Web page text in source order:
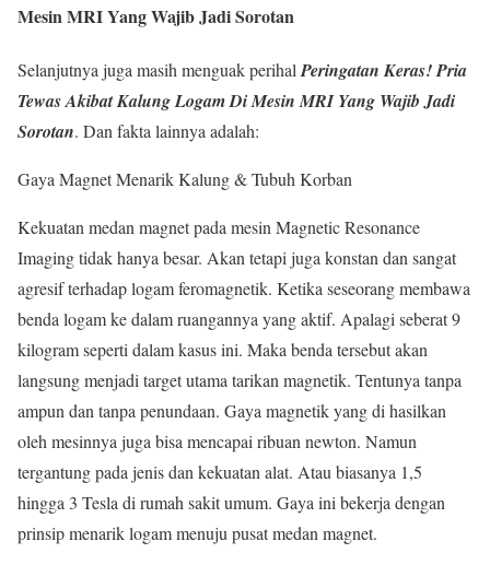
Mesin MRI Yang Wajib Jadi Sorotan
Selanjutnya juga masih menguak perihal Peringatan Keras! Pria
Tewas Akibat Kalung Logam Di Mesin MRI Yang Wajib Jadi
Sorotan. Dan fakta lainnya adalah:
Gaya Magnet Menarik Kalung & Tubuh Korban
Kekuatan medan magnet pada mesin Magnetic Resonance
Imaging tidak hanya besar. Akan tetapi juga konstan dan sangat
agresif terhadap logam feromagnetik. Ketika seseorang membawa
benda logam ke dalam ruangannya yang aktif. Apalagi seberat 9
kilogram seperti dalam kasus ini. Maka benda tersebut akan
langsung menjadi target utama tarikan magnetik. Tentunya tanpa
ampun dan tanpa penundaan. Gaya magnetik yang di hasilkan
oleh mesinnya juga bisa mencapai ribuan newton. Namun
tergantung pada jenis dan kekuatan alat. Atau biasanya 1,5
hingga 3 Tesla di rumah sakit umum. Gaya ini bekerja dengan
prinsip menarik logam menuju pusat medan magnet.